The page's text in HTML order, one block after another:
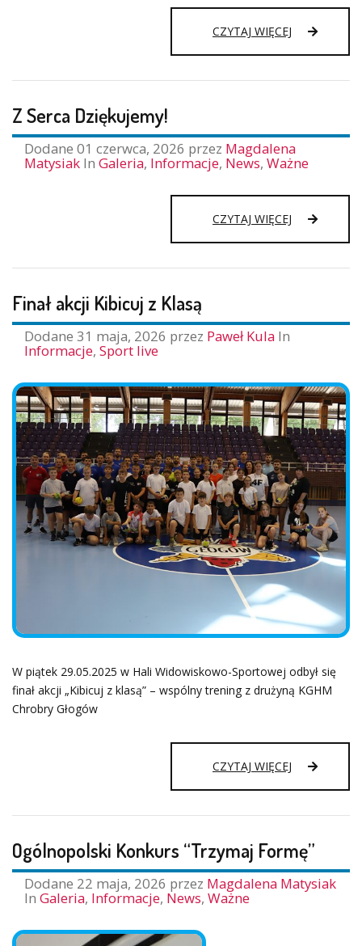
CZYTAJ WIĘCEJ ZAKUP
DLA
ŚRODKÓW
EU
Z Serca Dziękujemy!
Dodane 01 czerwca, 2026 przez Magdalena
Matysiak In Galeria, Informacje, News, Ważne
CZYTAJ WIĘCEJ
Finał akcji Kibicuj z Klasą
Dodane 31 maja, 2026 przez Paweł Kula In
Informacje, Sport live
W piątek 29.05.2025 w Hali Widowiskowo-Sportowej odbył się
finał akcji „Kibicuj z klasą” – wspólny trening z drużyną KGHM
Chrobry Głogów
CZYTAJ WIĘCEJ FINAŁ
Z
Ogólnopolski Konkurs “Trzymaj Formę”
Dodane 22 maja, 2026 przez Magdalena Matysiak
In Galeria, Informacje, News, Ważne